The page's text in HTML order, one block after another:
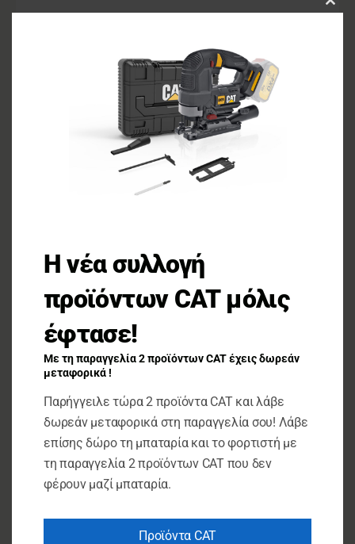
Ούζο Κουρουμιχάλης 200 ml
€4.50
ΠΡΟΣΘΉΚΗ ΣΤΟ ΚΑΛΆΘΙ
Η νέα συλλογή
προϊόντων CAT μόλις
έφτασε!
Με τη παραγγελία 2 προϊόντων CAT έχεις δωρεάν
μεταφορικά !
Παρήγγειλε τώρα 2 προϊόντα CAT και λάβε
δωρεάν μεταφορικά στη παραγγελία σου! Λάβε
επίσης δώρο τη μπαταρία και το φορτιστή με
τη παραγγελία 2 προϊόντων CAT που δεν
φέρουν μαζί μπαταρία.
Προϊόντα CAT